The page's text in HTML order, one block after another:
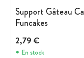
Support Gâteau
Funcakes
2,79 €
En stock